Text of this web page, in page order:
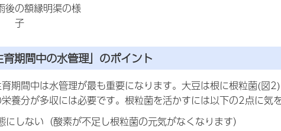
後の額縁明渠の様
子
期間中の水管理」のポイント
期間中は水管理が最も重要になります。大豆は根に根粒菌(図
養分が多収には必要です。根粒菌を活かすには以下の2点に気
にしない（酸素が不足し根粒菌の元気がなくなります）